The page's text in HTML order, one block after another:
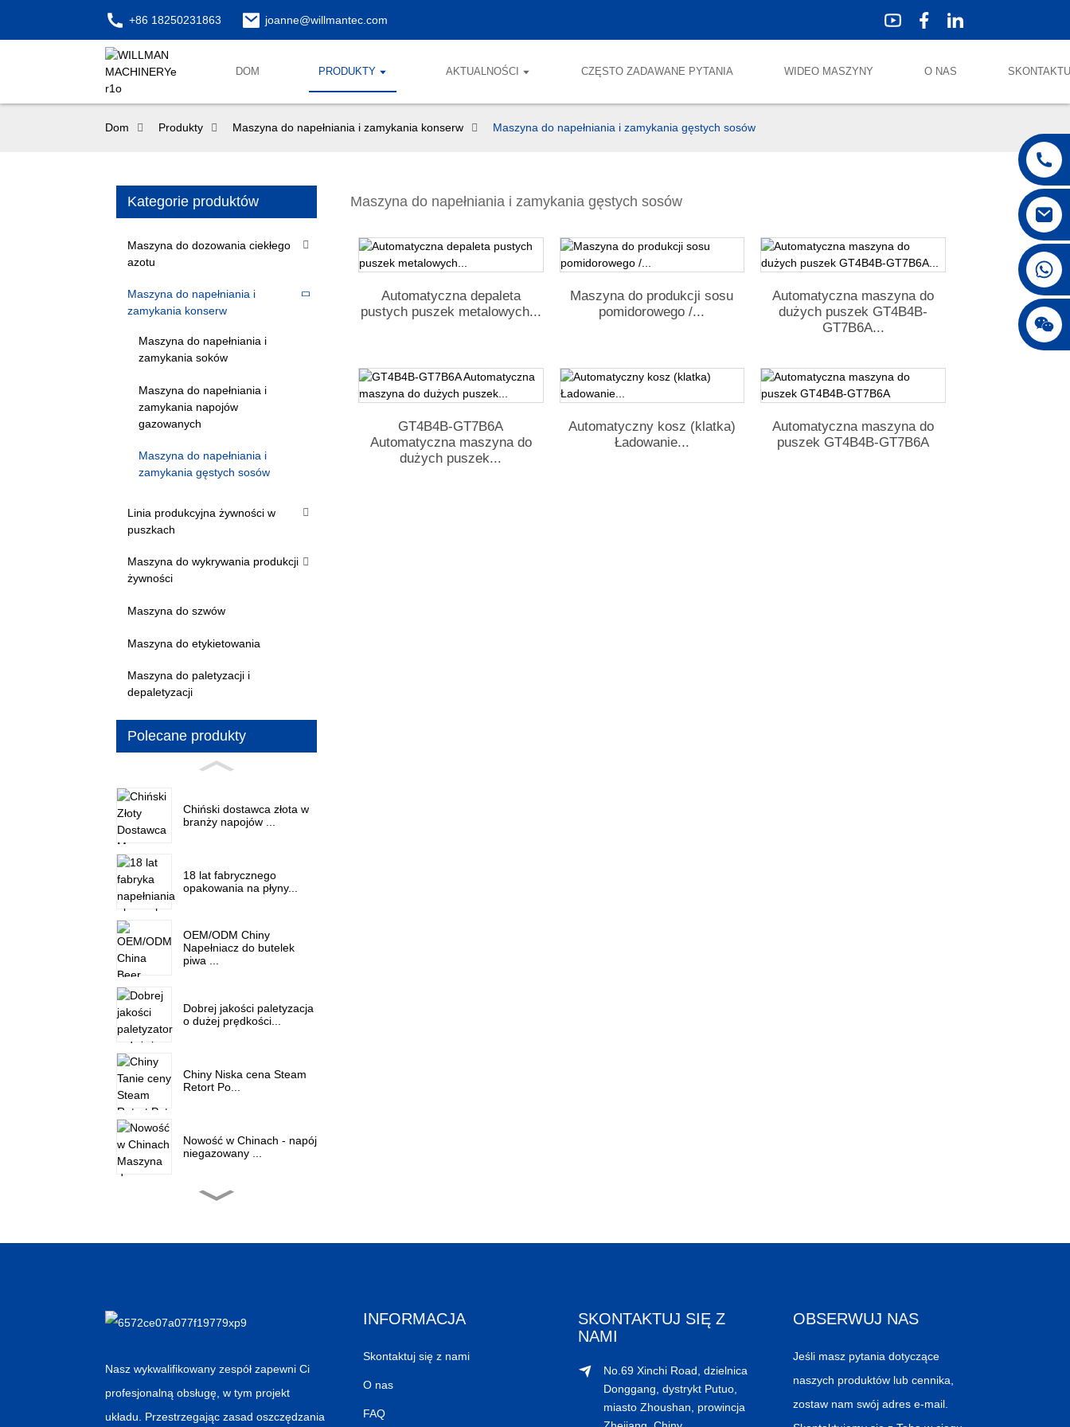
+86 18250231863 joanne@willmantec.com
DOM PRODUKTY AKTUALNOŚCI CZĘSTO ZADAWANE PYTANIA WIDEO MASZYNY O NAS
+86 18250231863
Dom Produkty Maszyna do napełniania i zamykania konserw Maszyna do napełniania i zamykania gęstych sosów
Kategorie produktów
Maszyna do dozowania ciekłego
azotu
Maszyna do napełniania i
zamykania konserw
Maszyna do napełniania i
zamykania soków
Maszyna do napełniania i
zamykania napojów
gazowanych
Maszyna do napełniania i
zamykania gęstych sosów
Linia produkcyjna żywności w
puszkach
Maszyna do wykrywania produkcji
żywności
Maszyna do szwów
Maszyna do etykietowania
Maszyna do paletyzacji i
depaletyzacji
Polecane produkty
Chiński dostawca złota w
branży napojów ...
18 lat fabrycznego
opakowania na płyny...
OEM/ODM Chiny
Napełniacz do butelek
piwa ...
Dobrej jakości paletyzacja
o dużej prędkości...
Chiny Niska cena Steam
Retort Po...
Nowość w Chinach - napój
niegazowany ...
napojów gazowanych...
Maszyna do napełniania i zamykania gęstych sosów
Automatyczna depaleta
pustych puszek metalowych...
Maszyna do produkcji sosu
pomidorowego /...
Automatyczna maszyna do
dużych puszek GT4B4B-
GT7B6A...
GT4B4B-GT7B6A
Automatyczna maszyna do
dużych puszek...
Automatyczny kosz (klatka)
Ładowanie...
Automatyczna maszyna do
puszek GT4B4B-GT7B6A
Nasz wykwalifikowany zespół zapewni Ci
profesjonalną obsługę, w tym projekt
układu. Przestrzegając zasad oszczędzania
INFORMACJA
Skontaktuj się z nami
O nas
FAQ
SKONTAKTUJ SIĘ Z
NAMI
No.69 Xinchi Road, dzielnica
Donggang, dystrykt Putuo,
miasto Zhoushan, prowincja
OBSERWUJ NAS
Jeśli masz pytania dotyczące
naszych produktów lub cennika,
zostaw nam swój adres e-mail.